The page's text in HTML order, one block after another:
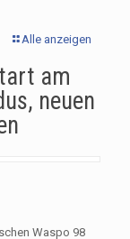
Alle anzeigen
am
neuen
Waspo 98